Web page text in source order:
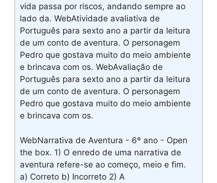
vida passa por riscos, andando sempre ao
lado da. WebAtividade avaliativa de
Português para sexto ano a partir da leitura
de um conto de aventura. O personagem
Pedro que gostava muito do meio ambiente
e brincava com os. WebAvaliação de
Português para sexto ano a partir da leitura
de um conto de aventura. O personagem
Pedro que gostava muito do meio ambiente
e brincava com os.
WebNarrativa de Aventura - 6º ano - Open
the box. 1) O enredo de uma narrativa de
aventura refere-se ao começo, meio e fim.
a) Correto b) Incorreto 2) A